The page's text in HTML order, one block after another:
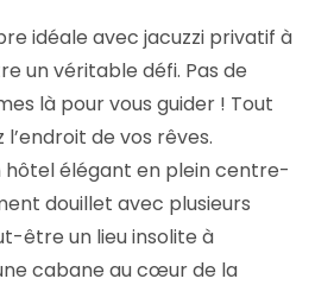
idéale avec jacuzzi privatif à
un véritable défi. Pas de
là pour vous guider ! Tout
l’endroit de vos rêves.
hôtel élégant en plein centre-
douillet avec plusieurs
être un lieu insolite à
cabane au cœur de la